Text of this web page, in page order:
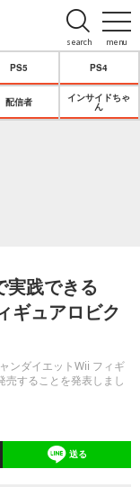
menu
search
PS5 PS4
配信者
インサイドちゃ
ん
践できる
ギュアロビク
ンダイエットWii フィギ
売することを発表しまし
送る